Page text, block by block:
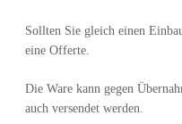
Sollten Sie gleich einen
eine Offerte.
Die Ware kann gegen
auch versendet werden.